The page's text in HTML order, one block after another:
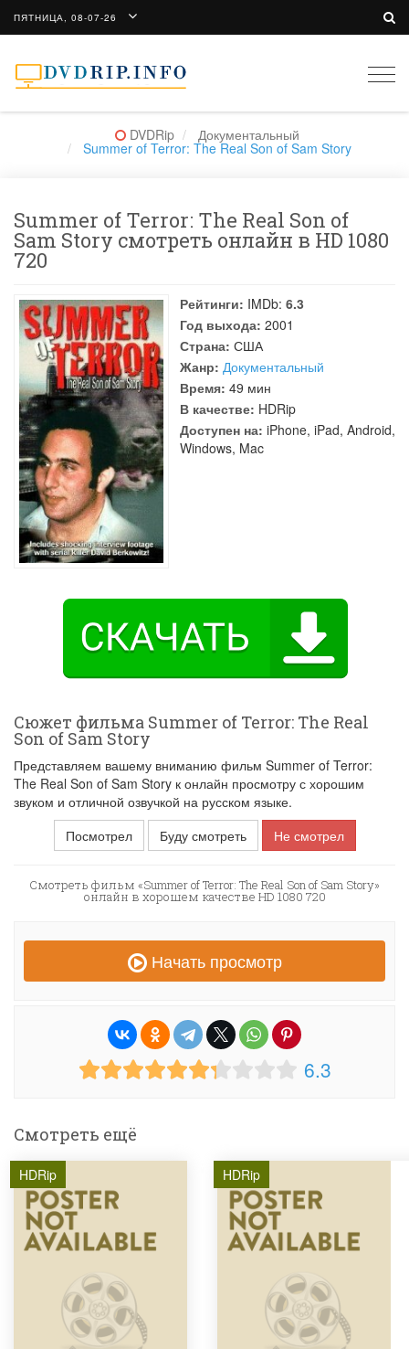
ПЯТНИЦА, 08-07-26
DVDRip Документальный
Summer of Terror: The Real Son of Sam Story
Summer of Terror: The Real Son of
Sam Story смотреть онлайн в HD 1080
720
Рейтинги: IMDb: 6.3
Год выхода: 2001
Страна: США
Жанр: Документальный
Время: 49 мин
В качестве: HDRip
Доступен на: iPhone, iPad, Android,
Windows, Mac
Сюжет фильма Summer of Terror: The Real
Son of Sam Story
Представляем вашему вниманию фильм Summer of Terror:
The Real Son of Sam Story к онлайн просмотру с хорошим
звуком и отличной озвучкой на русском языке.
Посмотрел
Буду смотреть Не смотрел
Смотреть фильм «Summer of Terror: The Real Son of Sam Story»
онлайн в хорошем качестве HD 1080 720
Начать просмотр
6.3
Смотреть ещё
HDRip HDRip